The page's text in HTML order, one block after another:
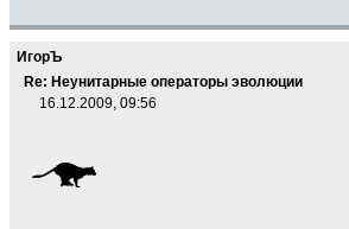
ИгорЪ
Re: Неунитарные операторы эволюции
16.12.2009, 09:56